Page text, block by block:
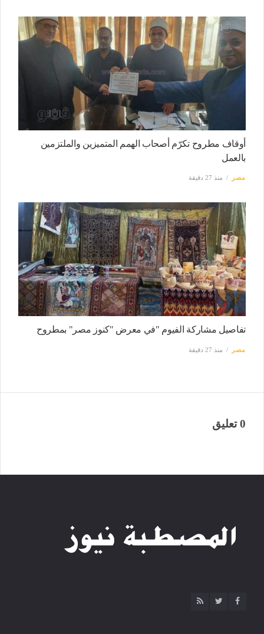
أوقاف مطروح تكرّم أصحاب الهمم المتميزين والملتزمين
بالعمل
مصر منذ 27 دقيقة
تفاصيل مشاركة الفيوم "في معرض "كنوز مصر" بمطروح
مصر منذ 27 دقيقة
0 تعليق